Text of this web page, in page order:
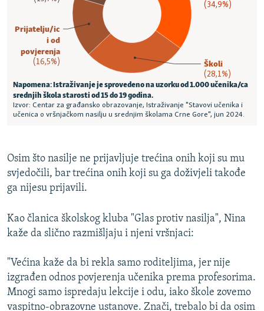
Osim što nasilje ne prijavljuje trećina onih koji su mu
svjedočili, bar trećina onih koji su ga doživjeli takođe
ga nijesu prijavili.
Kao članica školskog kluba "Glas protiv nasilja", Nina
kaže da slično razmišljaju i njeni vršnjaci:
"Većina kaže da bi rekla samo roditeljima, jer nije
izgrađen odnos povjerenja učenika prema profesorima.
Mnogi samo ispredaju lekcije i odu, iako škole zovemo
vaspitno-obrazovne ustanove. Znači, trebalo bi da osim